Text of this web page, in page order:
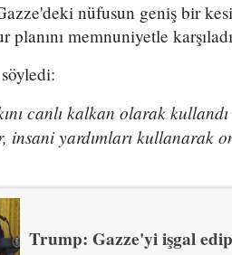
nüfusun geniş bir
planını memnuniyetle
canlı kalkan olarak
yardımları kullanarak
Trump: Gazze'yi işgal